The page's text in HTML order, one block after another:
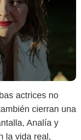
actrices no
cierran una
Analía y
la vida real,